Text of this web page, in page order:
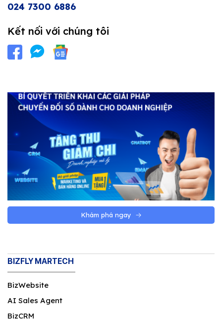
024 7300 6886
Kết nối với chúng tôi
Khám phá ngay
BIZFLY MARTECH
BizWebsite
AI Sales Agent
BizCRM